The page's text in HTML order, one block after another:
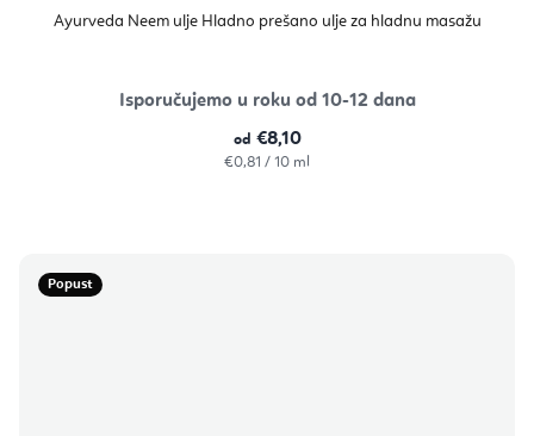
Ayurveda Neem ulje Hladno prešano ulje za hladnu masažu
Isporučujemo u roku od 10-12 dana
od €8,10
Izračunaj
€0,81 / 10 ml
Popust